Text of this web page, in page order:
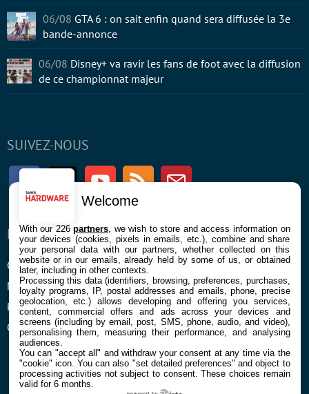
SUIVEZ-NOUS
FacebookTwitter Youtube RSS Newsletter
ENTREPRISE
Confidentialité et Cookies
Mentions légales et CGU
Préférences Cookies
Qui sommes nous
À PROPOS
Contact
06/08 GTA 6 : on sait enfin quand sera diffusée la 3e
bande-annonce
06/08 Disney+ va ravir les fans de foot avec la diffusion
de ce championnat majeur
Welcome
With our 226partners , we wish to store and access information on
your devices (cookies, pixels in emails, etc.), combine and share
your personal data with our partners, whether collected on this
website or in our emails, already held by some of us, or obtained
later, including in other contexts.
Processing this data (identifiers, browsing, preferences, purchases,
loyalty programs, IP, postal addresses and emails, phone, precise
geolocation, etc.) allows developing and offering you services,
content, commercial offers and ads across your devices and
screens (including by email, post, SMS, phone, audio, and video),
personalising them, measuring their performance, and analysing
audiences.
You can "accept all" and withdraw your consent at any time via the
"cookie" icon. You can also "set detailed preferences" and object to
processing activities not subject to consent. These choices remain
valid for 6 months.